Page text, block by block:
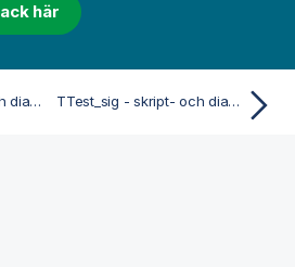
här
TTest_dif - skript- och diagramfunktion TTest_sig - skript- och diagramfunktion